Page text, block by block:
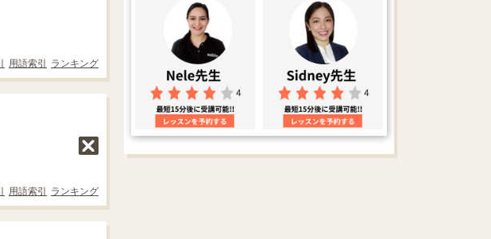
用語索引 ランキング
用語索引 ランキング